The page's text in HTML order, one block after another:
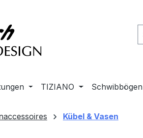
TIZIANO Schwibbögen
Kübel & Vasen